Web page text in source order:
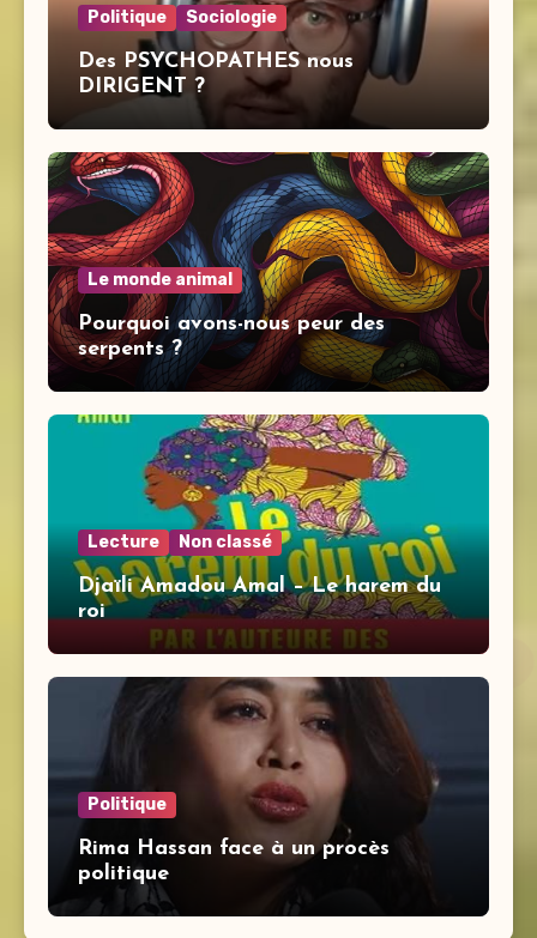
Politique Sociologie
Des PSYCHOPATHES nous
DIRIGENT ?
Le monde animal
Pourquoi avons-nous peur des
serpents ?
Lecture Non classé
Djaïli Amadou Amal – Le harem du
roi
Politique
Rima Hassan face à un procès
politique